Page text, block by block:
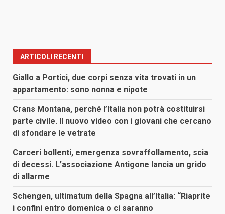
ARTICOLI RECENTI
Giallo a Portici, due corpi senza vita trovati in un
appartamento: sono nonna e nipote
Crans Montana, perché l’Italia non potrà costituirsi
parte civile. Il nuovo video con i giovani che cercano
di sfondare le vetrate
Carceri bollenti, emergenza sovraffollamento, scia
di decessi. L’associazione Antigone lancia un grido
di allarme
Schengen, ultimatum della Spagna all’Italia: “Riaprite
i confini entro domenica o ci saranno